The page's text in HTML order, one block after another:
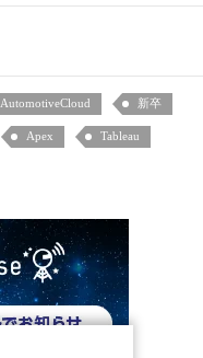
AutomotiveCloud 新卒
Apex Tableau